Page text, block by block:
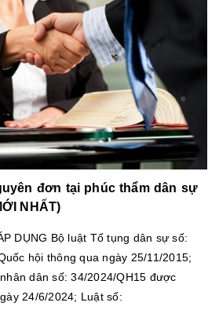
đơn tại phúc thẩm dân sự
NHẤT)
DỤNG Bộ luật Tố tụng dân sự số:
hội thông qua ngày 25/11/2015;
dân số: 34/2024/QH15 được
24/6/2024; Luật số: